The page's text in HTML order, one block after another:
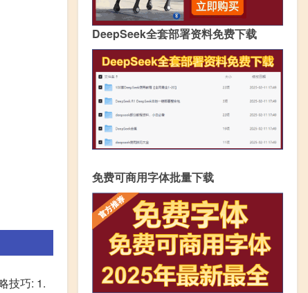
技巧: 1.
DeepSeek全套部署资料免费下载
免费可商用字体批量下载